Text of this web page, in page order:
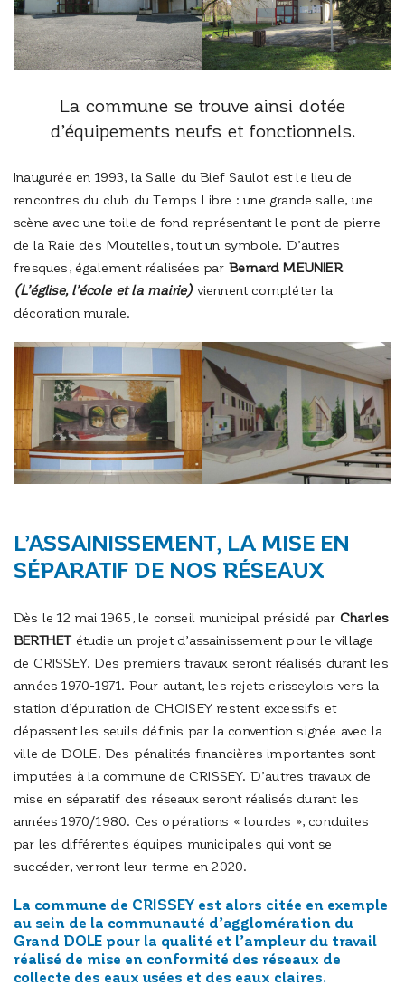
La commune se trouve ainsi dotée
d’équipements neufs et fonctionnels.
Inaugurée en 1993, la Salle du Bief Saulot est le lieu de
rencontres du club du Temps Libre : une grande salle, une
scène avec une toile de fond représentant le pont de pierre
de la Raie des Moutelles, tout un symbole. D’autres
fresques, également réalisées par Bernard MEUNIER
(L’église, l’école et la mairie)viennent compléter la
décoration murale.
L’ASSAINISSEMENT, LA MISE EN
SÉPARATIF DE NOS RÉSEAUX
Dès le 12 mai 1965, le conseil municipal présidé par Charles
BERTHET étudie un projet d’assainissement pour le village
de CRISSEY. Des premiers travaux seront réalisés durant les
années 1970-1971. Pour autant, les rejets crisseylois vers la
station d’épuration de CHOISEY restent excessifs et
dépassent les seuils définis par la convention signée avec la
ville de DOLE. Des pénalités financières importantes sont
imputées à la commune de CRISSEY. D’autres travaux de
mise en séparatif des réseaux seront réalisés durant les
années 1970/1980. Ces opérations « lourdes », conduites
par les différentes équipes municipales qui vont se
succéder, verront leur terme en 2020.
La commune de CRISSEY est alors citée en exemple
au sein de la communauté d’agglomération du
Grand DOLE pour la qualité et l’ampleur du travail
réalisé de mise en conformité des réseaux de
collecte des eaux usées et des eaux claires.